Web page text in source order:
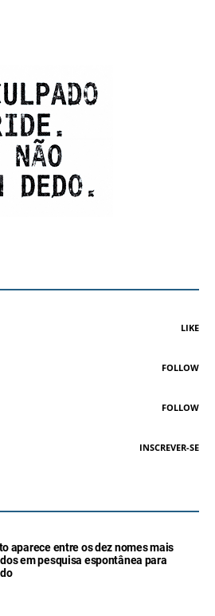
LIKE
FOLLOW
FOLLOW
INSCREVER-SE
aparece entre os dez nomes mais
em pesquisa espontânea para